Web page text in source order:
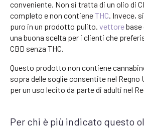
conveniente. Non si tratta di un olio di
completo e non contieneTHC. Invece,
puro in un prodotto pulito. vettorebase
una buona scelta per i clienti che
CBD senza THC.
Questo prodotto non contiene
sopra delle soglie consentite nel
per un uso lecito da parte di adulti nel
Per chi è più indicato questo